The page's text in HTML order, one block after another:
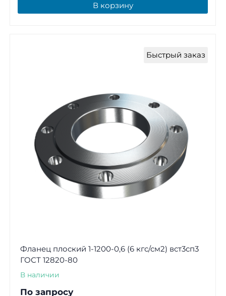
В корзину
Быстрый заказ
Фланец плоский 1-1200-0,6 (6 кгс/см2) вст3сп3
ГОСТ 12820-80
В наличии
По запросу